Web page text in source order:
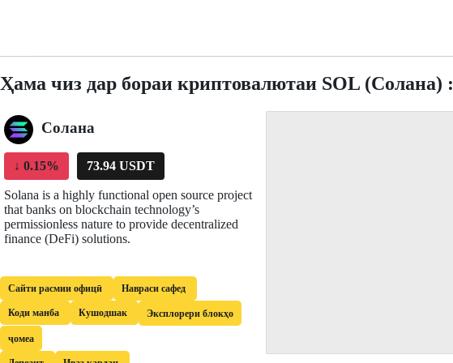
Ҳама чиз дар бораи криптовалютаи SOL (Солана) :
Солана
↓ 0.15% 73.94 USDT
Solana is a highly functional open source project
that banks on blockchain technology’s
permissionless nature to provide decentralized
finance (DeFi) solutions.
Сайти расмии офицӣ Навраси сафед
Коди манба Кушодшак Эксплорери блокҳо
ҷомеа